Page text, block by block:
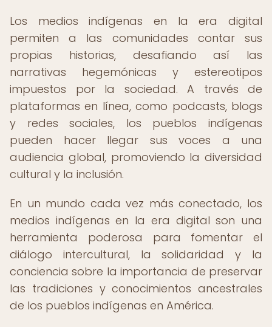
Los medios indígenas en la era digital
permiten a las comunidades contar sus
propias historias, desafiando así las
narrativas hegemónicas y estereotipos
impuestos por la sociedad. A través de
plataformas en línea, como podcasts, blogs
y redes sociales, los pueblos indígenas
pueden hacer llegar sus voces a una
audiencia global, promoviendo la diversidad
cultural y la inclusión.
En un mundo cada vez más conectado, los
medios indígenas en la era digital son una
herramienta poderosa para fomentar el
diálogo intercultural, la solidaridad y la
conciencia sobre la importancia de preservar
las tradiciones y conocimientos ancestrales
de los pueblos indígenas en América.